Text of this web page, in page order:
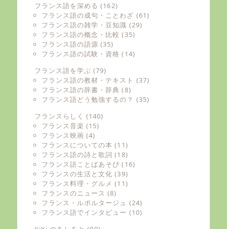
フランス語を深める (162)
フランス語の成句・ことわざ (61)
フランス語の雑学・豆知識 (29)
フランス語の概念・比較 (35)
フランス語の語源 (35)
フランス語の試験・資格 (14)
フランス語を学ぶ (79)
フランス語の教材・テキスト (37)
フランス語の辞書・辞典 (8)
フランス語どう勉強するの？ (35)
フランスらしく (140)
フランス音楽 (15)
フランス映画 (4)
フランスについての本 (11)
フランス語の詩と歌詞 (18)
フランス語ことばあそび (16)
フランスの生活と文化 (39)
フランス料理・グルメ (11)
フランスのニュース (8)
フランス・ルポルタージュ (24)
フランス語でインタビュー (10)